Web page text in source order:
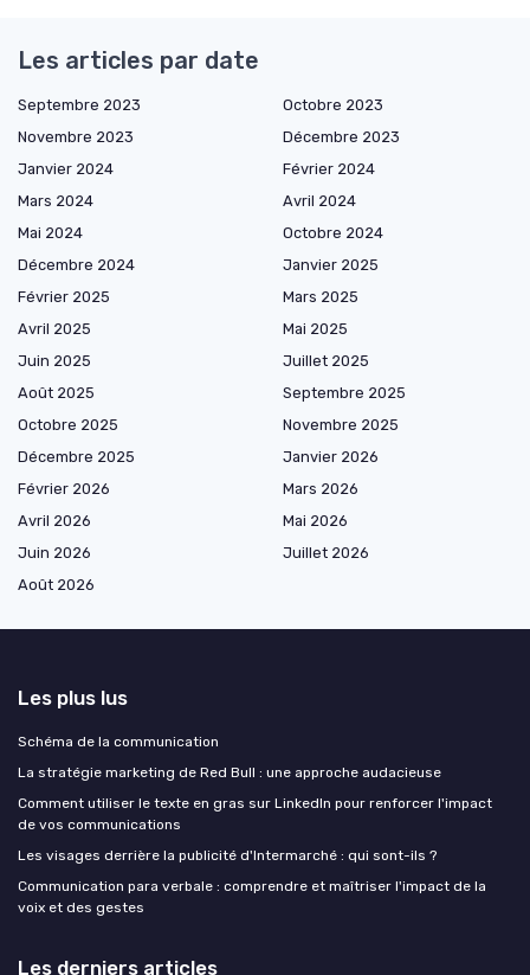
Les articles par date
Septembre 2023
Octobre 2023
Novembre 2023
Décembre 2023
Janvier 2024
Février 2024
Mars 2024
Avril 2024
Mai 2024
Octobre 2024
Décembre 2024
Janvier 2025
Février 2025
Mars 2025
Avril 2025
Mai 2025
Juin 2025
Juillet 2025
Août 2025
Septembre 2025
Octobre 2025
Novembre 2025
Décembre 2025
Janvier 2026
Février 2026
Mars 2026
Avril 2026
Mai 2026
Juin 2026
Juillet 2026
Août 2026
Les plus lus
Schéma de la communication
La stratégie marketing de Red Bull : une approche audacieuse
Comment utiliser le texte en gras sur LinkedIn pour renforcer l'impact
de vos communications
Les visages derrière la publicité d'Intermarché : qui sont-ils ?
Communication para verbale : comprendre et maîtriser l'impact de la
voix et des gestes
Les derniers articles